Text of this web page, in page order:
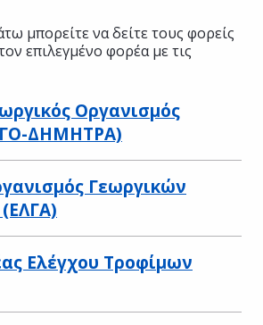
μπορείτε να δείτε τους φορείς
επιλεγμένο φορέα με τις
Οργανισμός
ΔΗΜΗΤΡΑ)
Γεωργικών
Ελέγχου Τροφίμων